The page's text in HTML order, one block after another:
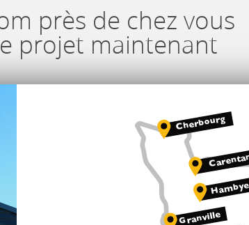
près de chez vous
projet maintenant